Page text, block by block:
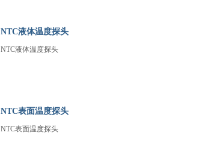
NTC液体温度探头
NTC液体温度探头
NTC表面温度探头
NTC表面温度探头